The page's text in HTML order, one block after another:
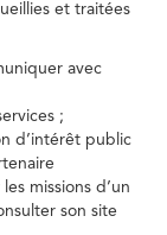
et traitées
avec
;
d’intérêt public
missions d’un
son site